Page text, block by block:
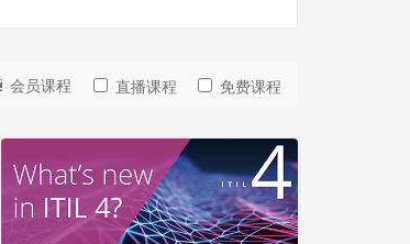
会员课程 直播课程 免费课程